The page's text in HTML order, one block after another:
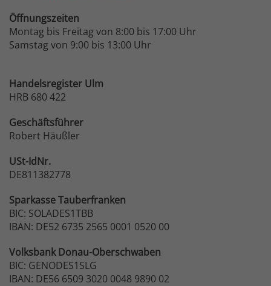
Öffnungszeiten
Montag bis Freitag von 8:00 bis 17:00 Uhr
Samstag von 9:00 bis 13:00 Uhr
Handelsregister Ulm
HRB 680 422
Geschäftsführer
Robert Häußler
USt-IdNr.
DE811382778
SparkasseTauberfranken
BIC: SOLADES1TBB
IBAN: DE52 6735 2565 0001 0520 00
VolksbankDonau-Oberschwaben
BIC: GENODES1SLG
IBAN: DE56 6509 3020 0048 9890 02